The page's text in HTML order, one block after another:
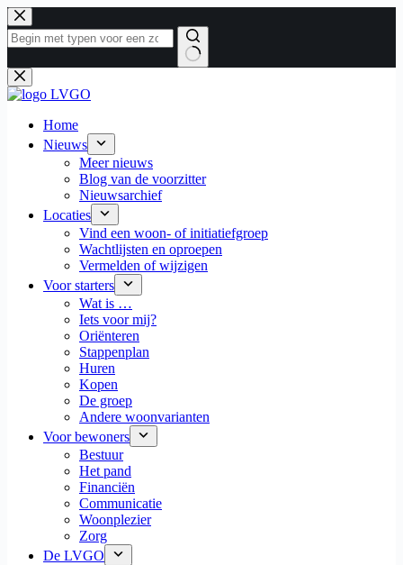
Ga
naar
de
Geen
resultaten
Home
Nieuws
Meer nieuws
Blog van de voorzitter
Nieuwsarchief
Locaties
Vind een woon- of initiatiefgroep
Wachtlijsten en oproepen
Vermelden of wijzigen
Voor starters
Wat is …
Iets voor mij?
Oriënteren
Stappenplan
Huren
Kopen
De groep
Andere woonvarianten
Voor bewoners
Bestuur
Het pand
Financiën
Communicatie
Woonplezier
Zorg
De LVGO